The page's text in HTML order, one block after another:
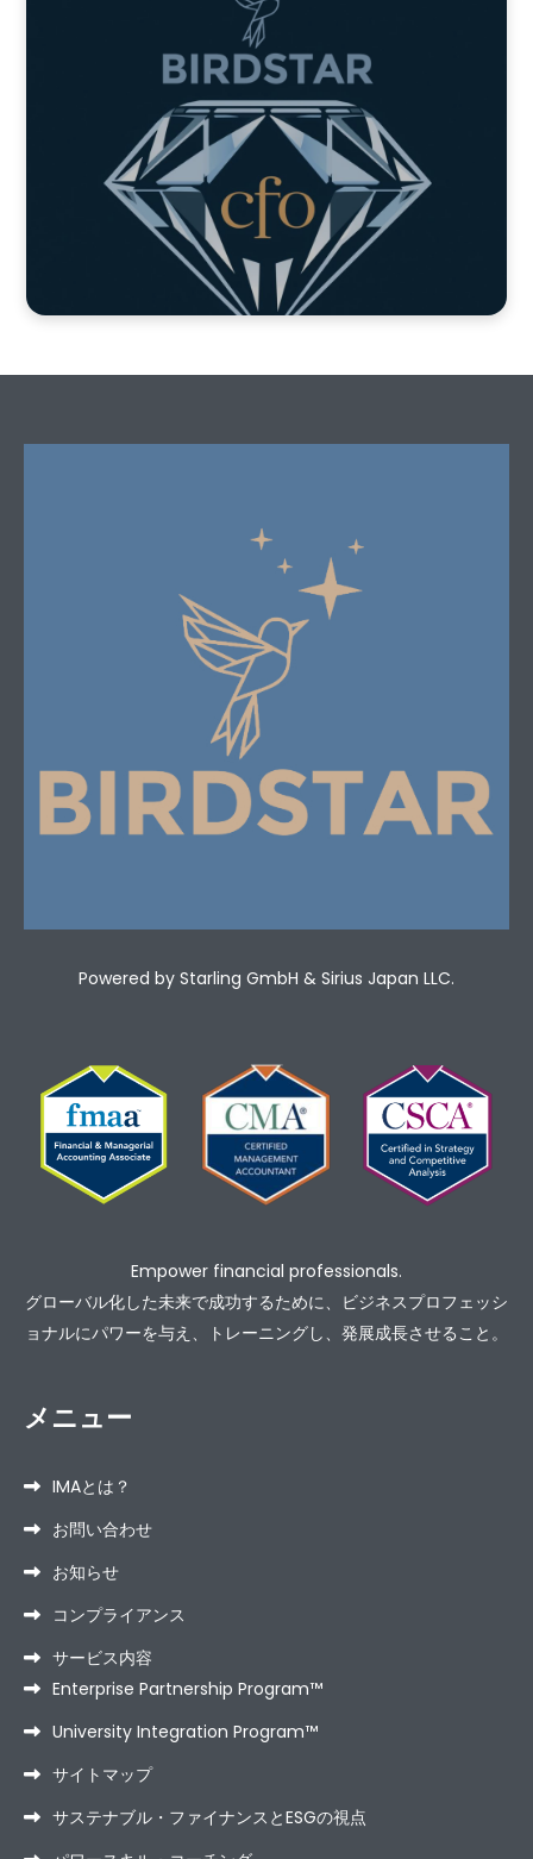
Program
UIP - 大学と共に創る、実践的・国際的学びのかたち
EPP - CFO・アドバイザー機能
Powered by Starling GmbH & Sirius Japan LLC.
Empower financial professionals.
グローバル化した未来で成功するために、ビジネスプロフェッシ
ョナルにパワーを与え、トレーニングし、発展成長させること。
メニュー
IMAとは？
お問い合わせ
お知らせ
コンプライアンス
サービス内容
Enterprise Partnership Program™
University Integration Program™
サイトマップ
サステナブル・ファイナンスとESGの視点